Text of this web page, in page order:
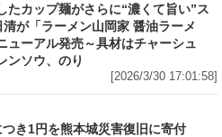
たカップ麺がさらに“濃くて旨い”ス
が「ラーメン山岡家 醤油ラーメ
ューアル発売～具材はチャーシュ
ンソウ、のり
[2026/3/30 17:01:58]
つき1円を熊本城災害復旧に寄付